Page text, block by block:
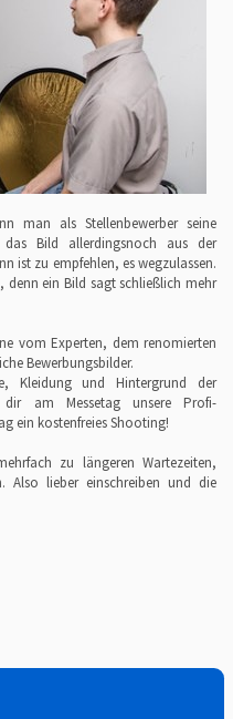
man als Stellenbewerber seine
das Bild allerdingsnoch aus der
ist zu empfehlen, es wegzulassen.
denn ein Bild sagt schließlich mehr
vom Experten, dem renomierten
Bewerbungsbilder.
Kleidung und Hintergrund der
dir am Messetag unsere Profi-
ein kostenfreies Shooting!
zu längeren Wartezeiten,
Also lieber einschreiben und die